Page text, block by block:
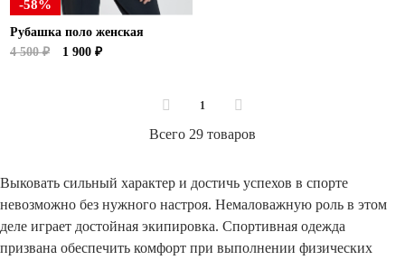
-58%
Рубашка поло женская
4 500 ₽
1 900 ₽
1
Всего 29 товаров
Выковать сильный характер и достичь успехов в спорте
невозможно без нужного настроя. Немаловажную роль в этом
деле играет достойная экипировка. Спортивная одежда
призвана обеспечить комфорт при выполнении физических